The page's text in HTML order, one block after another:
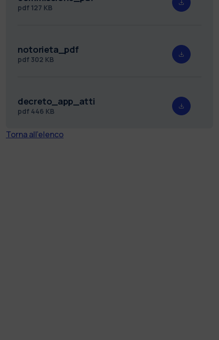
pdf 127 KB
notorieta_pdf
pdf 302 KB
decreto_app_atti
pdf 446 KB
Torna all'elenco